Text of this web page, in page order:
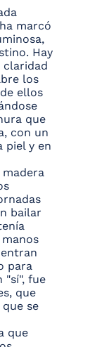
marcó
Hay
claridad
los
ellos
que
con un
piel y en
bailar
para
"sí", fue
que
se
que